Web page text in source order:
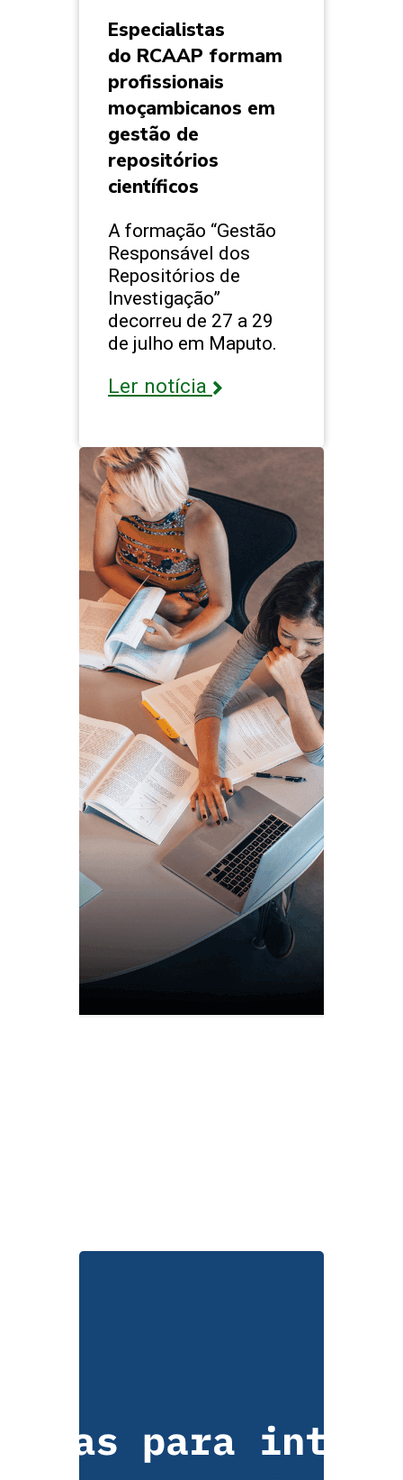
Especialistas
do RCAAP formam
profissionais
moçambicanos em
gestão de
repositórios
científicos
A formação “Gestão
Responsável dos
Repositórios de
Investigação”
decorreu de 27 a 29
de julho em Maputo.
Ler notícia